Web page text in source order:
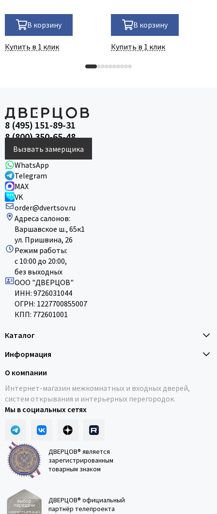
Verum
Viporte
Zadoor
В корзину
Купить в 1 клик
В корзину
Купить в 1 клик
8 (495) 151-89-31
8 (800) 350-65-48
Вызвать замерщика
WhatsApp
Telegram
MAX
VK
order@dvertsov.ru
Адреса салонов:
Варшавское ш., 65к1
ул. Пришвина, 26
Режим работы:
с 10:00 до 20:00,
без выходных
ООО "ДВЕРЦОВ"
ИНН: 9726031044
ОГРН: 1227700855007
КПП: 772601001
Каталог
Информация
О компании
Интернет-магазин межкомнатных и входных дверей,
систем открывания и интерьерных перегородок.
Мы в социальных сетях
ДВЕРЦОВ® является
зарегистрированным
товарным знаком
ДВЕРЦОВ® официальный
партнёр телепроекта